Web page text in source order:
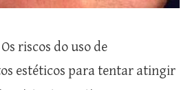
riscos do uso de
estéticos para tentar atingir